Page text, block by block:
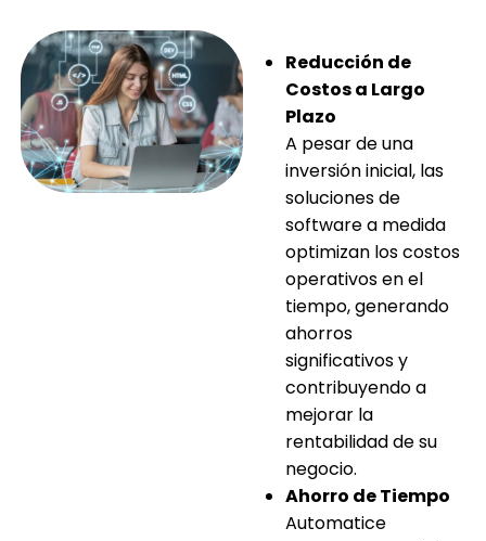
Reducción de
Costos a Largo
Plazo
A pesar de una
inversión inicial, las
soluciones de
software a medida
optimizan los costos
operativos en el
tiempo, generando
ahorros
significativos y
contribuyendo a
mejorar la
rentabilidad de su
negocio.
Ahorro de Tiempo
Automatice